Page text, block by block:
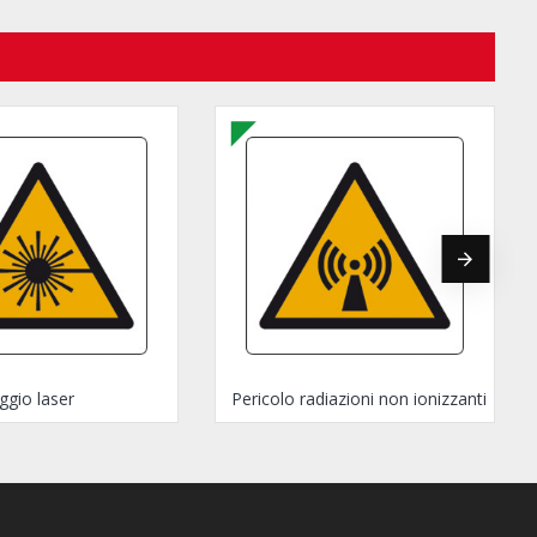
laser Pericolo radiazioni non ionizzanti